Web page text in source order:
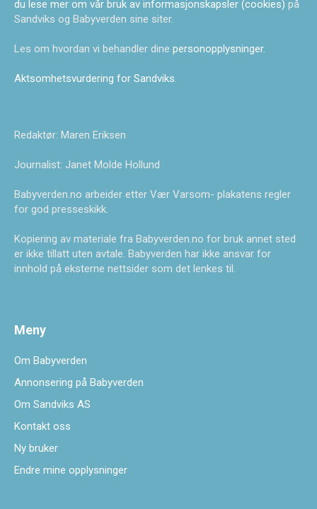
du lese mer om vår bruk av informasjonskapsler (cookies) på
Sandviks og Babyverden sine siter.
Les om hvordan vi behandler dine personopplysninger.
Aktsomhetsvurdering for Sandviks.
Redaktør: Maren Eriksen
Journalist: Janet Molde Hollund
Babyverden.no arbeider etter Vær Varsom- plakatens regler
for god presseskikk.
Kopiering av materiale fra Babyverden.no for bruk annet sted
er ikke tillatt uten avtale. Babyverden har ikke ansvar for
innhold på eksterne nettsider som det lenkes til.
Meny
Om Babyverden
Annonsering på Babyverden
Om Sandviks AS
Kontakt oss
Ny bruker
Endre mine opplysninger